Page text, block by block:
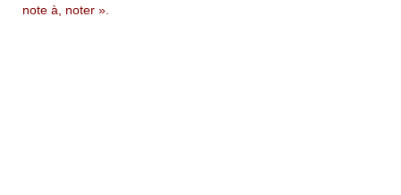
note à, noter ».